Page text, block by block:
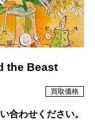
the Beast
買取価格
合わせください。